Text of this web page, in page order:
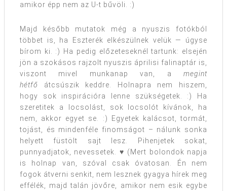
amikor épp nem az U-t bűvöli. :)
Majd később mutatok még a nyuszis fotókból
többet is, ha Eszterék elkészülnek velük — úgyse
bírom ki. :) Ha pedig előzeteseknél tartunk: elsején
jön a szokásos rajzolt nyuszis áprilisi falinaptár is,
viszont mivel munkanap van, a
megint
hétfő átcsúszik keddre. Holnapra nem hiszem,
hogy sok inspirációra lenne szükségetek. :) Ha
szeretitek a locsolást, sok locsolót kívánok, ha
nem, akkor egyet se. :) Egyetek kalácsot, tormát,
tojást, és mindenféle finomságot – nálunk sonka
helyett füstölt sajt lesz. Pihenjetek sokat,
punnyadjatok, nevessetek. ♥ (Mert bolondok napja
is holnap van, szóval csak óvatosan. Én nem
fogok átverni senkit, nem lesznek gyagya hírek meg
effélék, majd talán jövőre, amikor nem esik egybe